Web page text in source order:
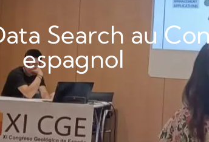
Search au
espagnol